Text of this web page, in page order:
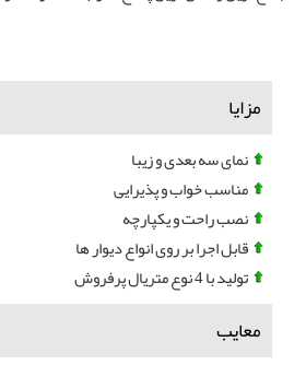
مزایا
نمای سه بعدی و زیبا
مناسب خواب و پذیرایی
نصب راحت و یکپارچه
قابل اجرا بر روی انواع دیوار ها
تولید با 4 نوع متریال پرفروش
معایب